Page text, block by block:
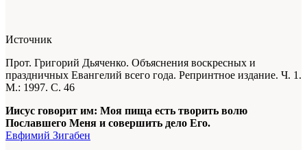
Источник
Прот. Григорий Дьяченко. Объяснения воскресных и
праздничных Евангелий всего года. Репринтное издание. Ч. 1.
М.: 1997. С. 46
Иисус говорит им: Моя пища есть творить волю
Пославшего Меня и совершить дело Его.
Евфимий Зигабен